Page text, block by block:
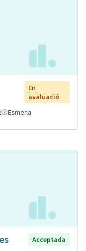
En
avaluació
Esmena
Acceptada